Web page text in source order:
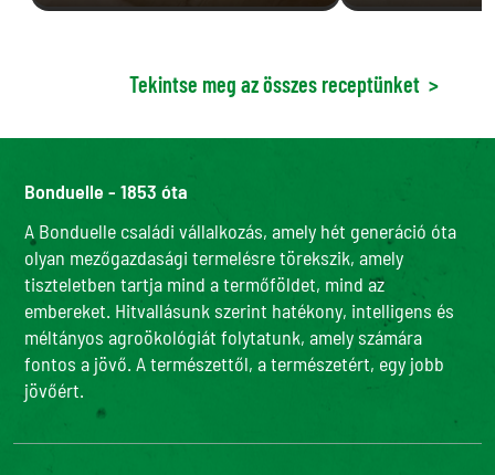
Tekintse meg az összes receptünket >
Bonduelle - 1853 óta
A Bonduelle családi vállalkozás, amely hét generáció óta
olyan mezőgazdasági termelésre törekszik, amely
tiszteletben tartja mind a termőföldet, mind az
embereket. Hitvallásunk szerint hatékony, intelligens és
méltányos agroökológiát folytatunk, amely számára
fontos a jövő. A természettől, a természetért, egy jobb
jövőért.